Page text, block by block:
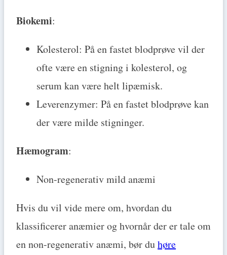
Biokemi:
Kolesterol: På en fastet blodprøve vil der
ofte være en stigning i kolesterol, og
serum kan være helt lipæmisk.
Leverenzymer: På en fastet blodprøve kan
der være milde stigninger.
Hæmogram:
Non-regenerativ mild anæmi
Hvis du vil vide mere om, hvordan du
klassificerer anæmier og hvornår der er tale om
en non-regenerativ anæmi, bør duhøre